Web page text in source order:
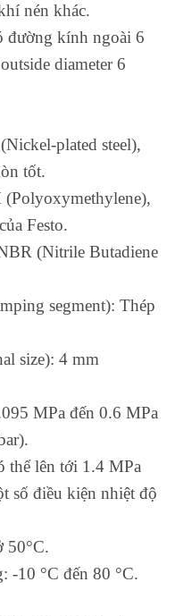
nén khác.
đường kính ngoài 6
diameter 6
plated steel),
tốt.
(Polyoxymethylene),
Festo.
(Nitrile Butadiene
segment): Thép
size): 4 mm
MPa đến 0.6 MPa
thể lên tới 1.4 MPa
số điều kiện nhiệt độ
50°C.
-10 °C đến 80 °C.